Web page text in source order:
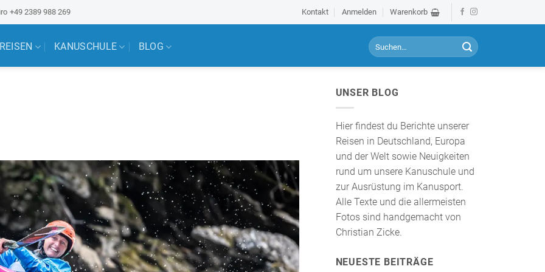
+49 2389 988 269 Kontakt Anmelden Warenkorb
KANUSCHULE BLOG
S
u
c
e
c
h
:
UNSER BLOG
Hier findest du Berichte unserer
Reisen in Deutschland, Europa
und der Welt sowie Neuigkeiten
rund um unsere Kanuschule und
zur Ausrüstung im Kanusport.
Alle Texte und die allermeisten
Fotos sind handgemacht von
Christian Zicke.
NEUESTE BEITRÄGE